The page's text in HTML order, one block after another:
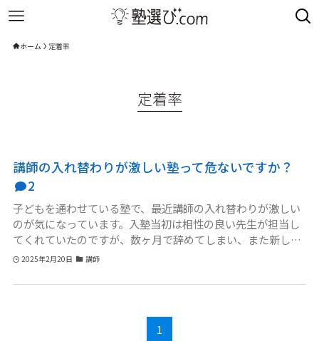
ホーム 定着率
定着率
講師の入れ替わりが激しい塾って危ないですか？
2
子どもを通わせている塾で、最近講師の入れ替わりが激しい
のが気になっています。入塾当初は相性の良い先生が担当し
てくれていたのですが、数ヶ月で辞めてしまい、また新しい
先生に変わりました。それだけならまだしも、さらに短期間
るたびに教え方が変わる」と嘆いています。このような講師
も、あまり気にする必要はないのでしょうか？
2025年2月20日 講師
1